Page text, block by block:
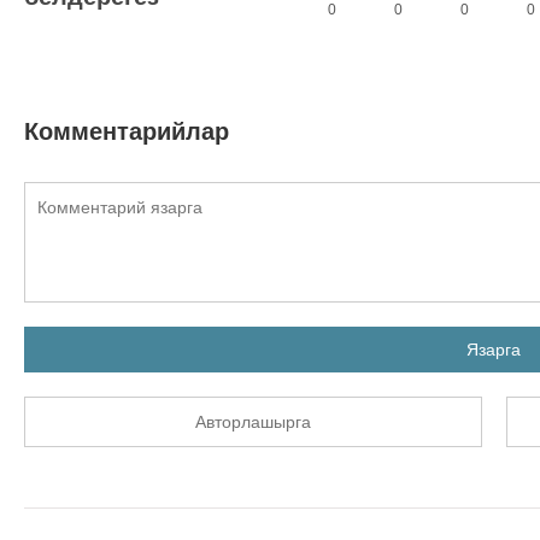
0 0 0 0
Комментарийлар
Язарга
Авторлашырга